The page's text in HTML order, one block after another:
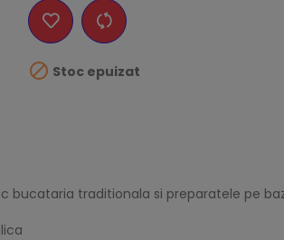
 Stoc epuizat
traditionala si preparatele pe